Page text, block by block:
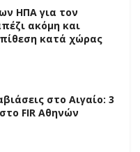
ΗΠΑ για τον
ακόμη και
κατά χώρας
στο Αιγαίο: 3
FIR Αθηνών